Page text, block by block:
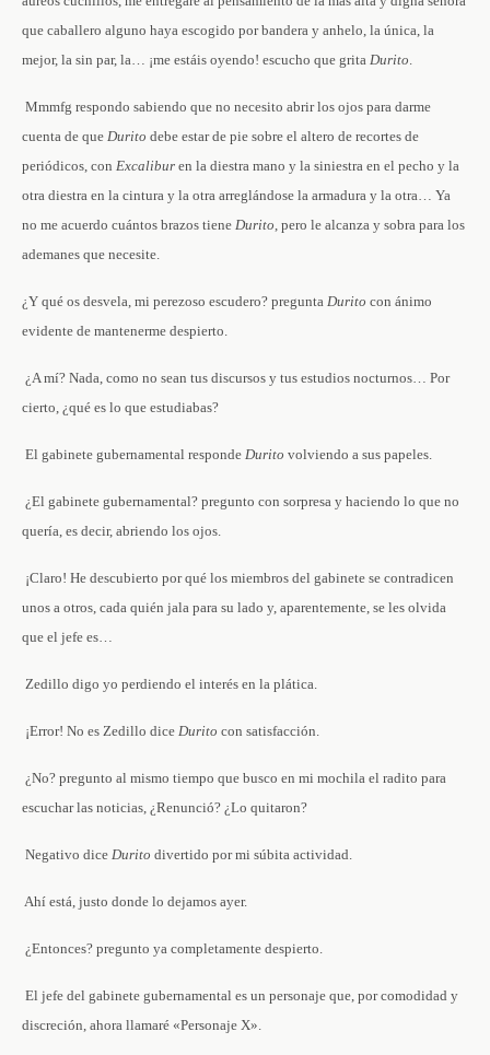
que caballero alguno haya escogido por bandera y anhelo, la única, la
mejor, la sin par, la… ¡me estáis oyendo!­ escucho que grita Durito.
­ Mmmfg ­respondo sabiendo que no necesito abrir los ojos para darme
cuenta de que Durito debe estar de pie sobre el altero de recortes de
periódicos, con Excalibur en la diestra mano y la siniestra en el pecho y la
otra diestra en la cintura y la otra arreglándose la armadura y la otra… Ya
no me acuerdo cuántos brazos tiene Durito, pero le alcanza y sobra para los
ademanes que necesite.
­¿Y qué os desvela, mi perezoso escudero? ­pregunta Durito con ánimo
evidente de mantenerme despierto.
­ ¿A mí? Nada, como no sean tus discursos y tus estudios nocturnos… Por
cierto, ¿qué es lo que estudiabas?
­ El gabinete gubernamental ­responde Durito volviendo a sus papeles.
­ ¿El gabinete gubernamental? ­pregunto con sorpresa y haciendo lo que no
quería, es decir, abriendo los ojos.
­ ¡Claro! He descubierto por qué los miembros del gabinete se contradicen
unos a otros, cada quién jala para su lado y, aparentemente, se les olvida
que el jefe es…
­ Zedillo ­digo yo perdiendo el interés en la plática.
­ ¡Error! No es Zedillo ­dice Durito con satisfacción.
­ ¿No? ­pregunto al mismo tiempo que busco en mi mochila el radito para
escuchar las noticias­, ¿Renunció? ¿Lo quitaron?
­ Negativo ­dice Durito divertido por mi súbita actividad.
­ Ahí está, justo donde lo dejamos ayer.
­ ¿Entonces? ­pregunto ya completamente despierto.
­ El jefe del gabinete gubernamental es un personaje que, por comodidad y
discreción, ahora llamaré «Personaje X».